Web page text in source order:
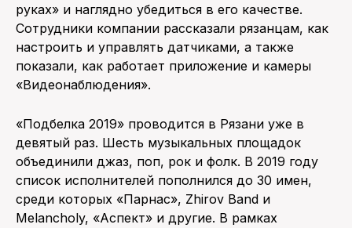
руках» и наглядно убедиться в его качестве.
Сотрудники компании рассказали рязанцам, как
настроить и управлять датчиками, а также
показали, как работает приложение и камеры
«Видеонаблюдения».
«Подбелка 2019» проводится в Рязани уже в
девятый раз. Шесть музыкальных площадок
объединили джаз, поп, рок и фолк. В 2019 году
список исполнителей пополнился до 30 имен,
среди которых «Парнас», Zhirov Band и
Melancholy, «Аспект» и другие. В рамках